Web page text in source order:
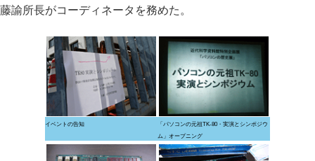
藤諭所長がコーディネータを務めた。
イベントの告知
「パソコンの元祖TK-80・実演とシンポジウ
ム」オープニング